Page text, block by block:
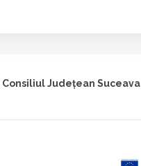
Consiliul Judeţean Suceava